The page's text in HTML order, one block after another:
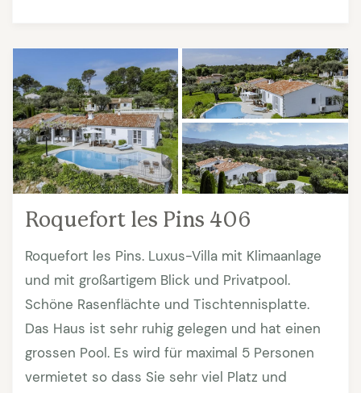
Roquefort les Pins 406
Roquefort les Pins. Luxus-Villa mit Klimaanlage
und mit großartigem Blick und Privatpool.
Schöne Rasenflächte und Tischtennisplatte.
Das Haus ist sehr ruhig gelegen und hat einen
grossen Pool. Es wird für maximal 5 Personen
vermietet so dass Sie sehr viel Platz und